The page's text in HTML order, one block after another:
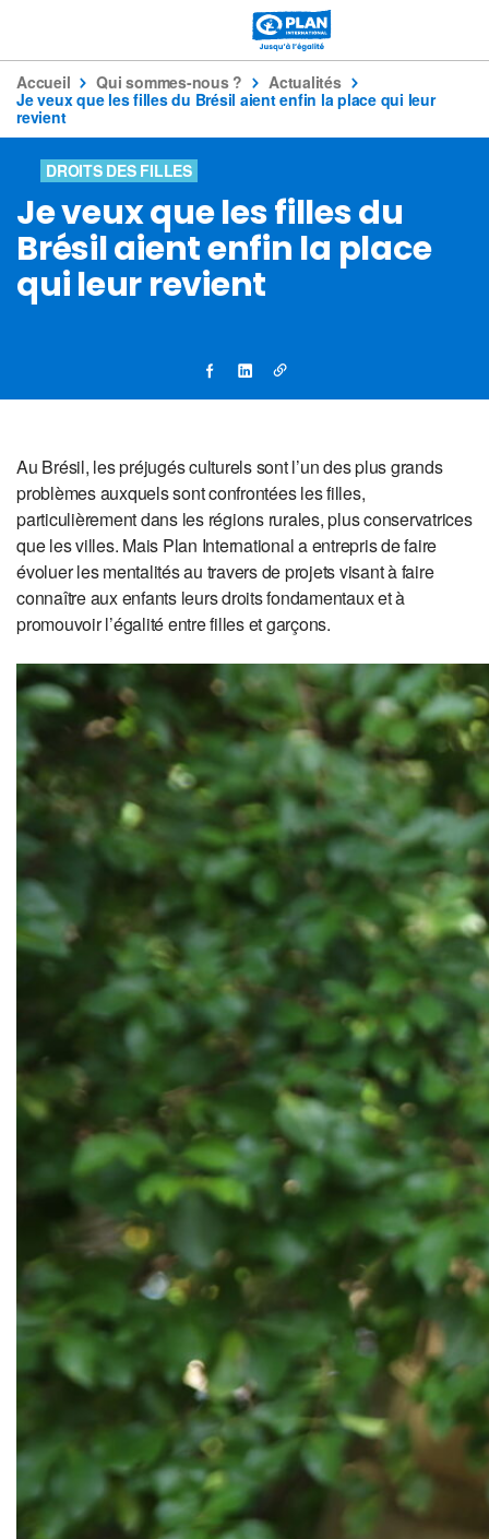
Accueil Qui sommes-nous ?
Actualités
Je veux que les filles du Brésil aient enfin la place qui leur
revient
DROITS DES FILLES
Je veux que les filles du
Brésil aient enfin la place
qui leur revient
Au Brésil, les préjugés culturels sont l’un des plus grands
problèmes auxquels sont confrontées les filles,
particulièrement dans les régions rurales, plus conservatrices
que les villes. Mais Plan International a entrepris de faire
évoluer les mentalités au travers de projets visant à faire
connaître aux enfants leurs droits fondamentaux et à
promouvoir l’égalité entre filles et garçons.